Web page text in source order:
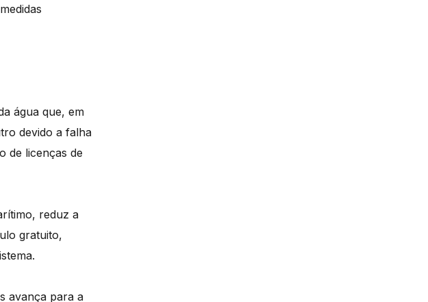
água que, em
devido a falha
de licenças de
reduz a
gratuito,
avança para a